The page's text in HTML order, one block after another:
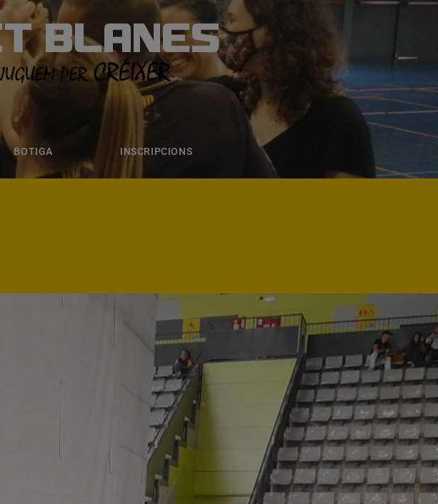
BLANES
BOTIGA
INSCRIPCIONS
INSCRIPCIONS